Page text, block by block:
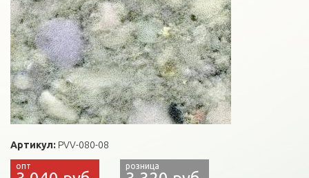
Артикул: PVV-080-08